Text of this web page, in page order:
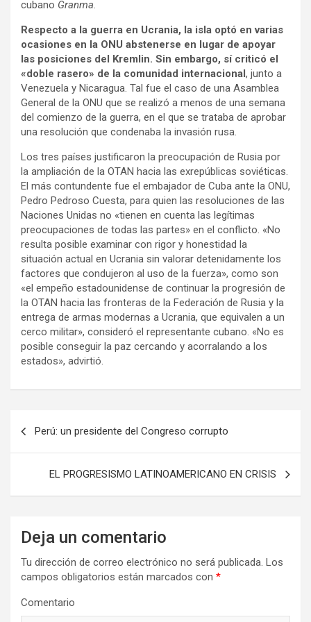
cubano Granma.
Respecto a la guerra en Ucrania, la isla optó en varias
ocasiones en la ONU abstenerse en lugar de apoyar
las posiciones del Kremlin. Sin embargo, sí criticó el
«doble rasero» de la comunidad internacional , junto a
Venezuela y Nicaragua. Tal fue el caso de una Asamblea
General de la ONU que se realizó a menos de una semana
del comienzo de la guerra, en el que se trataba de aprobar
una resolución que condenaba la invasión rusa.
Los tres países justificaron la preocupación de Rusia por
la ampliación de la OTAN hacia las exrepúblicas soviéticas.
El más contundente fue el embajador de Cuba ante la ONU,
Pedro Pedroso Cuesta, para quien las resoluciones de las
Naciones Unidas no «tienen en cuenta las legítimas
preocupaciones de todas las partes» en el conflicto. «No
resulta posible examinar con rigor y honestidad la
situación actual en Ucrania sin valorar detenidamente los
factores que condujeron al uso de la fuerza», como son
«el empeño estadounidense de continuar la progresión de
la OTAN hacia las fronteras de la Federación de Rusia y la
entrega de armas modernas a Ucrania, que equivalen a un
cerco militar», consideró el representante cubano. «No es
posible conseguir la paz cercando y acorralando a los
estados», advirtió.
Perú: un presidente del Congreso corrupto
EL PROGRESISMO LATINOAMERICANO EN CRISIS
Deja un comentario
Tu dirección de correo electrónico no será publicada. Los
campos obligatorios están marcados con *
Comentario